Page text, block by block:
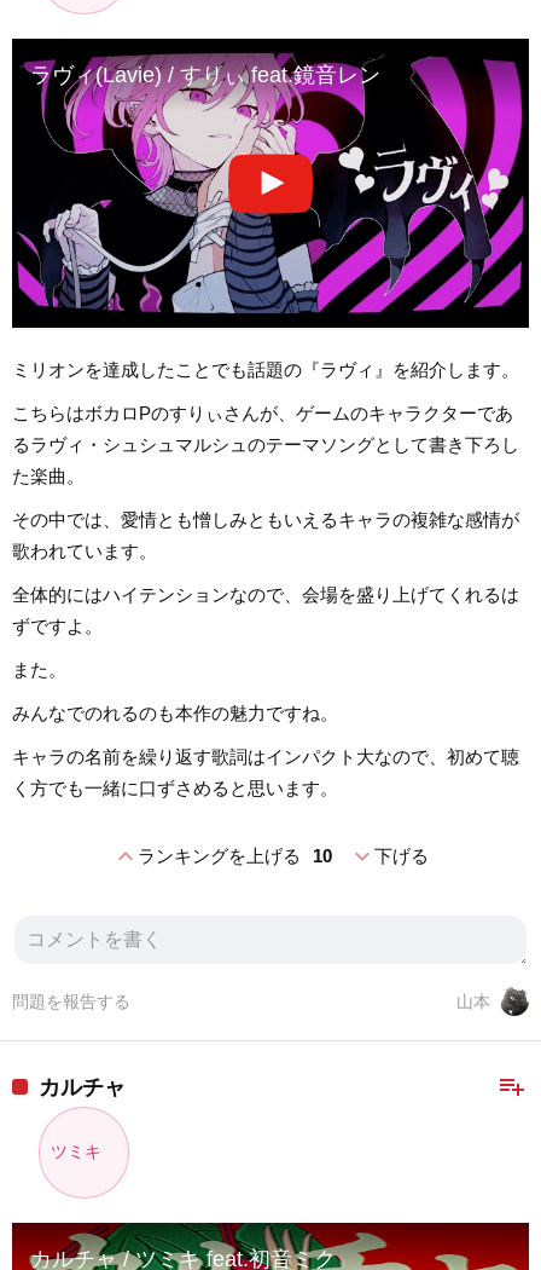
ラヴィ(Lavie) / すりぃ feat.鏡音レン
ミリオンを達成したことでも話題の『ラヴィ』を紹介します。
こちらはボカロPのすりぃさんが、ゲームのキャラクターであ
るラヴィ・シュシュマルシュのテーマソングとして書き下ろし
た楽曲。
その中では、愛情とも憎しみともいえるキャラの複雑な感情が
歌われています。
全体的にはハイテンションなので、会場を盛り上げてくれるは
ずですよ。
また。
みんなでのれるのも本作の魅力ですね。
キャラの名前を繰り返す歌詞はインパクト大なので、初めて聴
く方でも一緒に口ずさめると思います。
expand_lessランキングを上げる 10 expand_more下げる
山本
問題を報告する
playlist_add
カルチャ
ツミキ
カルチャ / ツミキ feat.初音ミク